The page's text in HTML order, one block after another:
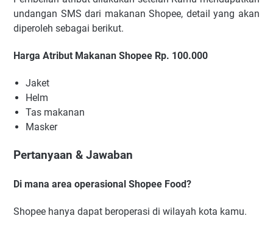
undangan SMS dari makanan Shopee, detail yang akan
diperoleh sebagai berikut.
Harga Atribut Makanan Shopee Rp. 100.000
Jaket
Helm
Tas makanan
Masker
Pertanyaan & Jawaban
Di mana area operasional Shopee Food?
Shopee hanya dapat beroperasi di wilayah kota kamu.